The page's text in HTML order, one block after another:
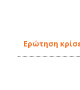
Ερώτηση